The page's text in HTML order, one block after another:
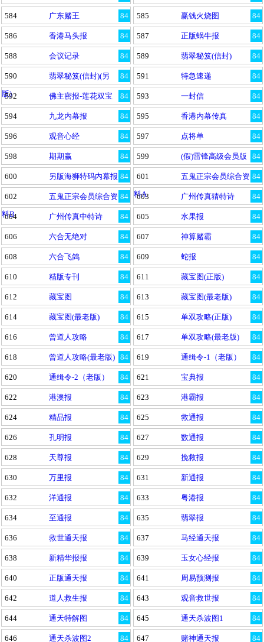
84
584 广东赌王 84
585 赢钱火烧图
84
586 香港马头报 84
587 正版蜗牛报
84
588 会议记录 84
589 翡翠秘笈(信封)
84
590
翡翠秘笈(信封)(另
版)
84
591 特急速递
84
592 佛主密报-莲花双宝 84
593 一封信
84
594 九龙内幕报 84
595 香港内幕传真
84
596 观音心经 84
597 点将单
84
598 期期赢 84
599 (假)雷锋高级会员版
84
600 另版海狮特码内幕报 84
601
五鬼正宗会员综合资
料A
84
602
五鬼正宗会员综合资
料B
84
603 广州传真猜特诗
84
604 广州传真中特诗 84
605 水果报
84
606 六合无绝对 84
607 神算赌霸
84
608 六合飞鸽 84
609 蛇报
84
610 精版专刊 84
611 藏宝图(正版)
84
612 藏宝图 84
613 藏宝图(最老版)
84
614 藏宝图(最老版) 84
615 单双攻略(正版)
84
616 曾道人攻略 84
617 单双攻略(最老版)
84
618 曾道人攻略(最老版) 84
619 通缉令-1（老版）
84
620 通缉令-2（老版） 84
621 宝典报
84
622 港澳报 84
623 港霸报
84
624 精品报 84
625 救通报
84
626 孔明报 84
627 数通报
84
628 天尊报 84
629 挽救报
84
630 万里报 84
631 新通报
84
632 洋通报 84
633 粤港报
84
634 至通报 84
635 翡翠报
84
636 救世通天报 84
637 马经通天报
84
638 新精华报报 84
639 玉女心经报
84
640 正版通天报 84
641 周易预测报
84
642 道人救生报 84
643 观音救世报
84
644 通天特解图 84
645 通天杀波图1
84
646 通天杀波图2 84
647 赌神通天报